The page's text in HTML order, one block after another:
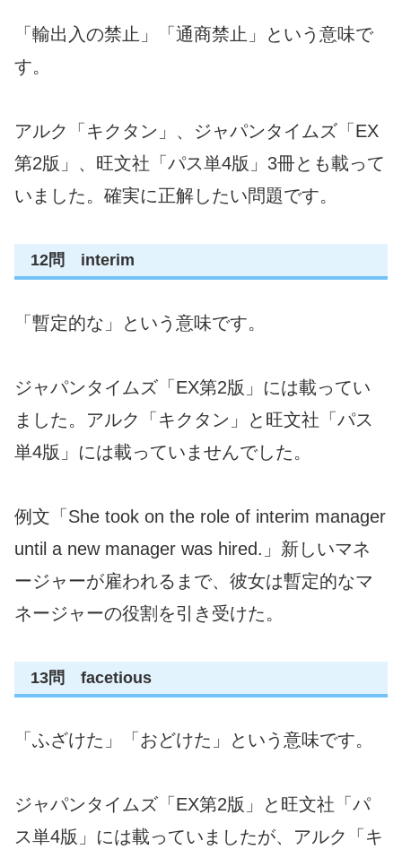
「輸出入の禁止」「通商禁止」という意味で
す。
アルク「キクタン」、ジャパンタイムズ「EX
第2版」、旺文社「パス単4版」3冊とも載って
いました。確実に正解したい問題です。
12問 interim
「暫定的な」という意味です。
ジャパンタイムズ「EX第2版」には載ってい
ました。アルク「キクタン」と旺文社「パス
単4版」には載っていませんでした。
例文「She took on the role of interim manager
until a new manager was hired.」新しいマネ
ージャーが雇われるまで、彼女は暫定的なマ
ネージャーの役割を引き受けた。
13問 facetious
「ふざけた」「おどけた」という意味です。
ジャパンタイムズ「EX第2版」と旺文社「パ
ス単4版」には載っていましたが、アルク「キ